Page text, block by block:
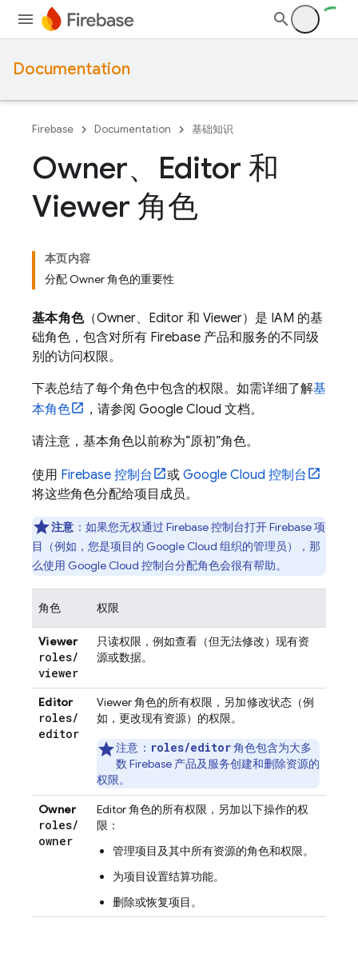
Documentation
Firebase Documentation 基础知识
Owner、Editor 和
Viewer 角色
本页内容
分配 Owner 角色的重要性
基本角色（Owner、Editor 和 Viewer）是 IAM 的基
础角色，包含对所有 Firebase 产品和服务的不同级
别的访问权限。
下表总结了每个角色中包含的权限。如需详细了解基
本角色
，请参阅 Google Cloud 文档。
请注意，基本角色以前称为“原初”角色。
使用 Firebase 控制台 或 Google Cloud 控制台
将这些角色分配给项目成员。
注意 ：如果您无权通过 Firebase控制台打开 Firebase 项
目（例如，您是项目的 Google Cloud 组织的管理员），那
么使用 Google Cloud 控制台分配角色会很有帮助。
角色 权限
Viewer
roles/
viewer
只读权限，例如查看（但无法修改）现有资
源或数据。
Editor
roles/
editor
Viewer 角色的所有权限， 另加修改状态（例
如，更改现有资源）的权限。
注意： roles/editor角色包含为大多
数 Firebase 产品及服务创建和删除资源的
权限。
Owner
roles/
owner
Editor 角色的所有权限， 另加以下操作的权
限：
管理项目及其中所有资源的角色和权限。
为项目设置结算功能。
删除或恢复项目。